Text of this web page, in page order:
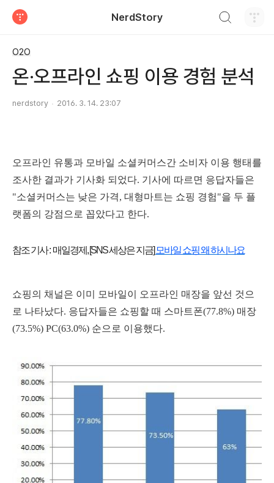
NerdStory
O2O
온·오프라인 쇼핑 이용 경험 분석
nerdstory 2016. 3. 14. 23:07
오프라인 유통과 모바일 소셜커머스간 소비자 이용 행태를
조사한 결과가 기사화 되었다. 기사에 따르면 응답자들은
"소셜커머스는 낮은 가격, 대형마트는 쇼핑 경험"을 두 플
랫폼의 강점으로 꼽았다고 한다.
참조 기사 : 매일경제, [SNS 세상은 지금] 모바일 쇼핑 왜 하시나요
쇼핑의 채널은 이미 모바일이 오프라인 매장을 앞선 것으
로 나타났다. 응답자들은 쇼핑할 때 스마트폰(77.8%) 매장
(73.5%) PC(63.0%) 순으로 이용했다.